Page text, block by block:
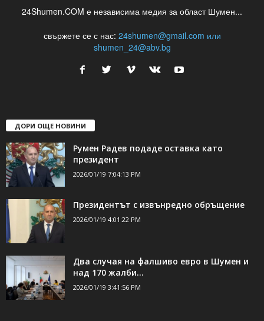
24Shumen.COM е независима медия за област Шумен...
свържете се с нас: 24shumen@gmail.com или
shumen_24@abv.bg
ДОРИ ОЩЕ НОВИНИ
Румен Радев подаде оставка като
президент
2026/01/19 7:04:13 PM
Президентът с извънредно обръщение
2026/01/19 4:01:22 PM
Два случая на фалшиво евро в Шумен и
над 170 жалби...
2026/01/19 3:41:56 PM